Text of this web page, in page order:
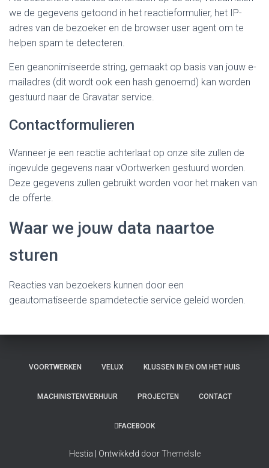
we de gegevens getoond in het reactieformulier, het IP-
adres van de bezoeker en de browser user agent om te
helpen spam te detecteren.
Een geanonimiseerde string, gemaakt op basis van jouw e-
mailadres (dit wordt ook een hash genoemd) kan worden
gestuurd naar de Gravatar service.
Contactformulieren
Wanneer je een reactie achterlaat op onze site zullen de
ingevulde gegevens naar vOortwerken gestuurd worden.
Deze gegevens zullen gebruikt worden voor het maken van
de offerte.
Waar we jouw data naartoe
sturen
Reacties van bezoekers kunnen door een
geautomatiseerde spamdetectie service geleid worden.
VOORTWERKEN VELUX KLUSSEN IN EN OM HET HUIS
MACHINISTENVERHUUR PROJECTEN CONTACT
FACEBOOK
Hestia | Ontwikkeld doorThemeIsle